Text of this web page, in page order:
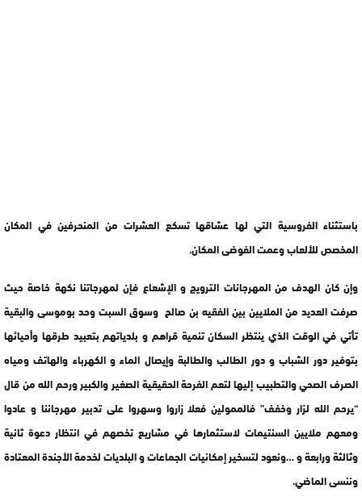
باستثناء الفروسية التي لها عشاقها تسكع العشرات من المنحرفين في المكان
المخصص للألعاب وعمت الفوضى المكان.
وإن كان الهدف من المهرجانات الترويج و الإشعاع فإن لمهرجاتنا نكهة خاصة حيث
صرفت العديد من الملايين بين الفقيه بن صالح وسوق السبت وحد بوموسى والبقية
تأتي في الوقت الذي ينتظر السكان تنمية قراهم و بلدياتهم بتعبيد طرقها وأحيائها
بتوفير دور الشباب و دور الطالب والطالبة وإيصال الماء و الكهرباء والهاتف ومياه
الصرف الصحي والتطبيب إليها لتعم الفرحة الحقيقية الصغير والكبير ورحم الله من قال
“يرحم الله لزار وخفف” فالممولين فعلا زاروا وسهروا على تدبير مهرجاننا و عادوا
ومعهم ملايين السنتيمات لاستثمارها في مشاريع تخصهم في انتظار دعوة ثانية
وثالثة ورابعة و …ونعود لتسخير إمكانيات الجماعات و البلديات لخدمة الأجندة المعتادة
وننسى الماضي.